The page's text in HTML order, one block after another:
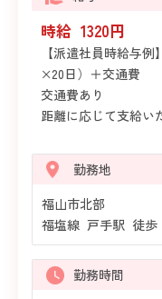
時給 1320円
【派遣社員時給与
×20日）＋交通費
交通費あり
距離に応じて支給い
勤務地
福山市北部
福塩線 戸手駅 徒歩
勤務時間